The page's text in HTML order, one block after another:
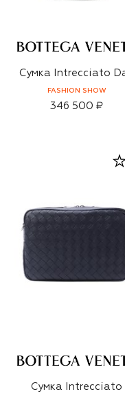
Сумка Intrecciato
FASHION SHOW
346 500 ₽
Сумка Intrecciato